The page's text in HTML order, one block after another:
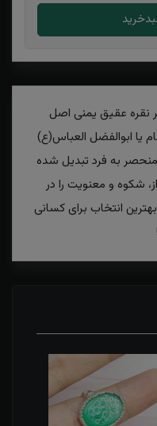
نقره عقیق یمنی اصل
یا ابوالفضل العباس(ع)
به فرد تبدیل شده
شکوه و معنویت را در
انتخاب برای کسانی